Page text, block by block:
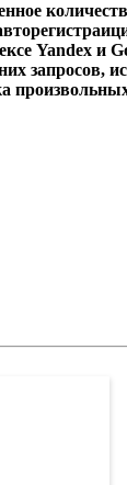
Yandex и
запросов,